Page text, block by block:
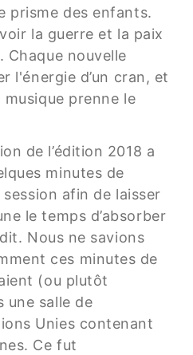
prisme des enfants.
la guerre et la paix
Chaque nouvelle
l'énergie d’un cran, et
musique prenne le
de l’édition 2018 a
minutes de
afin de laisser
le temps d’absorber
Nous ne savions
ces minutes de
(ou plutôt
une salle de
Unies contenant
Ce fut